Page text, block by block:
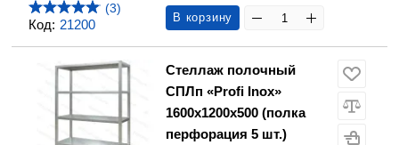
Код: 21200
(3)
В корзину
Стеллаж полочный
СПЛп «Profi Inox»
1600х1200х500 (полка
перфорация 5 шт.)